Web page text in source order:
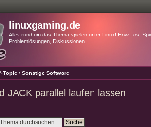
linuxgaming.de
Alles rund um das Thema spielen unter Linux! How-Tos,
Problemlösungen, Diskussionen
Topic ‹ Sonstige Software
JACK parallel laufen lassen